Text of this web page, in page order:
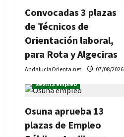
s
Convocadas 3 plazas
de Técnicos de
Orientación laboral,
para Rota y Algeciras
AndaluciaOrienta.net 07/08/2026
Ofertas de Empleo Público
Sevilla empleo
Osuna aprueba 13
plazas de Empleo